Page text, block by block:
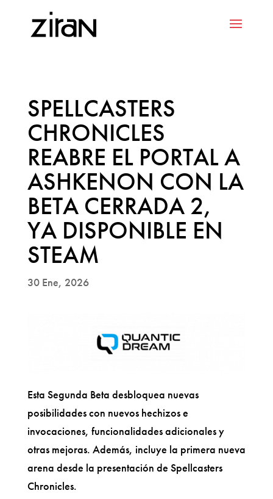
SPELLCASTERS
CHRONICLES
REABRE EL PORTAL A
ASHKENON CON LA
BETA CERRADA 2,
YA DISPONIBLE EN
STEAM
30 Ene, 2026
Esta Segunda Beta desbloquea nuevas
posibilidades con nuevos hechizos e
invocaciones, funcionalidades adicionales y
otras mejoras. Además, incluye la primera nueva
arena desde la presentación de Spellcasters
Chronicles.